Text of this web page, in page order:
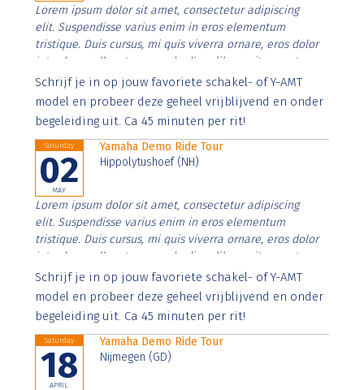
Lorem ipsum dolor sit amet, consectetur adipiscing
elit. Suspendisse varius enim in eros elementum
tristique. Duis cursus, mi quis viverra ornare, eros dolor
interdum nulla, ut commodo diam libero vitae erat.
Aenean faucibus nibh et justo cursus id rutrum lorem
imperdiet. Nunc ut sem vitae risus tristique posuere.
Schrijf je in op jouw favoriete schakel- of Y-AMT
model en probeer deze geheel vrijblijvend en onder
begeleiding uit. Ca 45 minuten per rit!
Saturday
02
MAY
Yamaha Demo Ride Tour
Hippolytushoef (NH)
Lorem ipsum dolor sit amet, consectetur adipiscing
elit. Suspendisse varius enim in eros elementum
tristique. Duis cursus, mi quis viverra ornare, eros dolor
interdum nulla, ut commodo diam libero vitae erat.
Aenean faucibus nibh et justo cursus id rutrum lorem
imperdiet. Nunc ut sem vitae risus tristique posuere.
Schrijf je in op jouw favoriete schakel- of Y-AMT
model en probeer deze geheel vrijblijvend en onder
begeleiding uit. Ca 45 minuten per rit!
Saturday
18
APRIL
Yamaha Demo Ride Tour
Nijmegen (GD)